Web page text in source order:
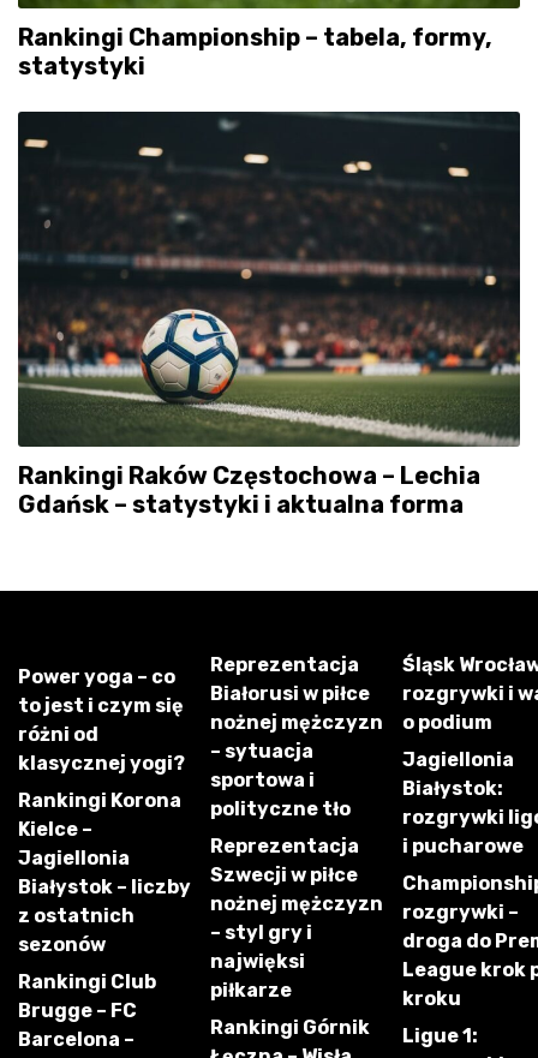
Rankingi Championship – tabela, formy,
statystyki
Rankingi Raków Częstochowa – Lechia
Gdańsk – statystyki i aktualna forma
Power yoga – co
to jest i czym się
różni od
klasycznej yogi?
Rankingi Korona
Kielce –
Jagiellonia
Białystok – liczby
z ostatnich
sezonów
Rankingi Club
Brugge – FC
Barcelona –
Reprezentacja
Białorusi w piłce
nożnej mężczyzn
– sytuacja
sportowa i
polityczne tło
Reprezentacja
Szwecji w piłce
nożnej mężczyzn
– styl gry i
najwięksi
piłkarze
Rankingi Górnik
Śląsk
rozgrywki i
o podium
Jagiellonia
Białystok:
rozgrywki
i pucharowe
rozgrywki –
droga do
League krok
kroku
Ligue 1: